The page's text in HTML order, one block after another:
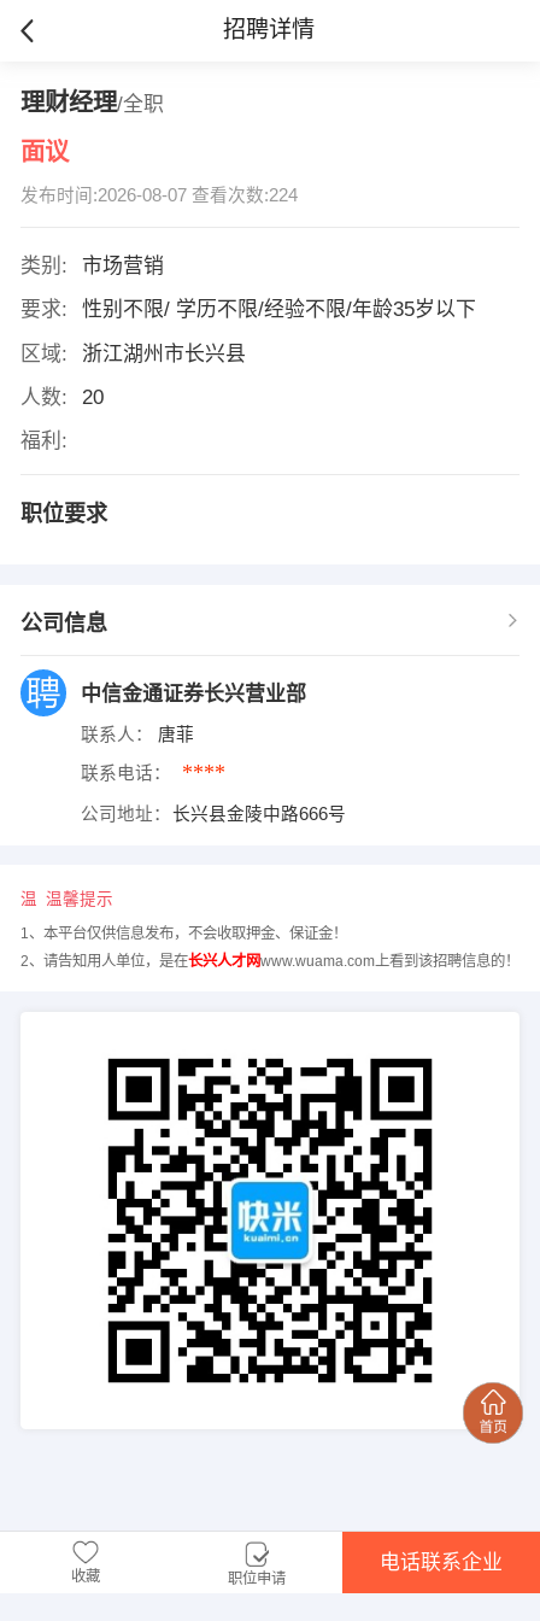
招聘详情
理财经理/全职
面议
发布时间:2026-08-07 查看次数:224
类别:
市场营销
要求:
性别不限/ 学历不限/经验不限/年龄35岁以下
区域:
浙江湖州市长兴县
人数:
20
福利:
职位要求
公司信息
中信金通证券长兴营业部
联系人： 唐菲
联系电话： ****
公司地址： 长兴县金陵中路666号
温馨提示
1、本平台仅供信息发布，不会收取押金、保证金！
2、请告知用人单位，是在长兴人才网www.wuama.com上看到该招聘信息的！
收藏 职位申请
电话联系企业